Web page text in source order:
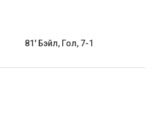
81' Бэйл, Гол, 7-1